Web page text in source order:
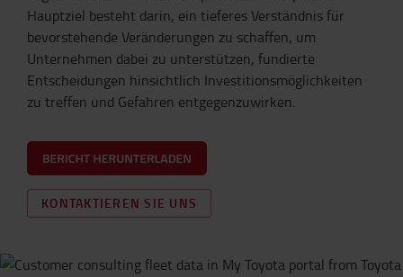
Hauptziel besteht darin, ein tieferes Verständnis für
bevorstehende Veränderungen zu schaffen, um
Unternehmen dabei zu unterstützen, fundierte
Entscheidungen hinsichtlich Investitionsmöglichkeiten
zu treffen und Gefahren entgegenzuwirken.
KONTAKTIEREN SIE UNS